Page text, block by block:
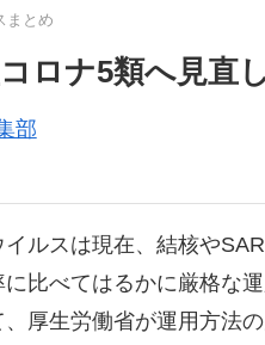
まとめ
ロナ5類へ見直
部
イルスは現在、結核や
に比べてはるかに厳格な
厚生労働省が運用方法